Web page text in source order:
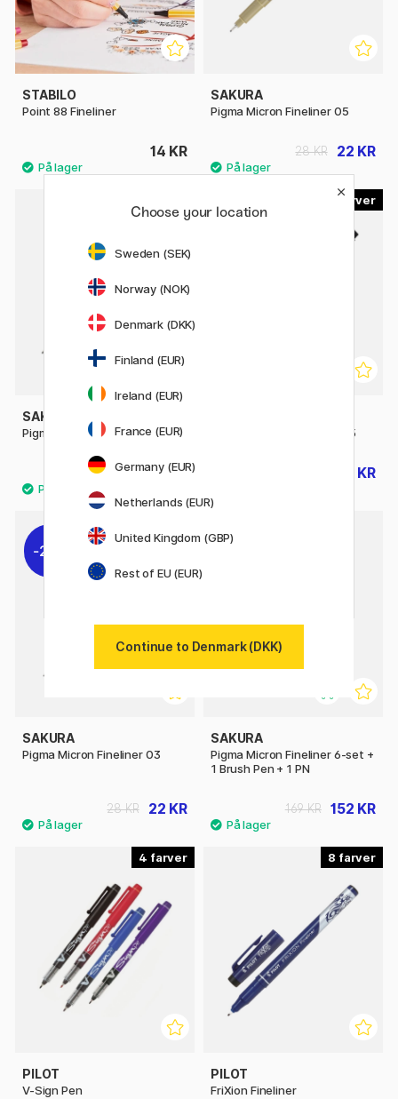
STABILO
Point 88 Fineliner
14 KR
SAKURA
Pigma Micron Fineliner 05
22 KR
28 KR
SAKURA
Pigma Micron Fineliner 08
22 KR
28 KR
Pigma Micron Fineliner 005
22 KR
21%
SAKURA
Pigma Micron Fineliner 03
22 KR
28 KR
SAKURA
Pigma Micron Fineliner 6-set +
1 Brush Pen + 1 PN
152 KR
169 KR
4
PILOT
V-Sign Pen
8
PILOT
FriXion Fineliner
Choose your location
Sweden (SEK)
Norway (NOK)
Denmark (DKK)
Finland (EUR)
Ireland (EUR)
France (EUR)
Germany (EUR)
Netherlands (EUR)
United Kingdom (GBP)
Rest of EU (EUR)
Continue to Denmark (DKK)